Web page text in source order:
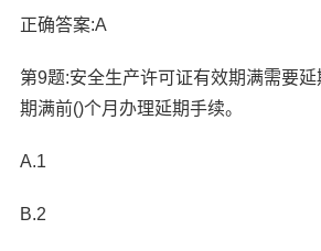
正确答案:A
第9题:安全生产许可证有效期满需要
期满前()个月办理延期手续。
A.1
B.2